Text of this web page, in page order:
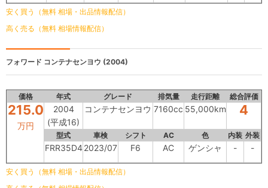
安く買う（無料 相場・出品情報配信）
高く売る（無料 相場情報配信）
フォワード コンテナセンヨウ (2004)
価格 年式 グレード 排気量 走行距離 総合評価
215.0
万円
2004
(平成16)
コンテナセンヨウ 7160cc 55,000km 4
型式 車検 シフト AC 色 内装 外装
FRR35D4 2023/07 F6 AC ゲンシャ - -
安く買う（無料 相場・出品情報配信）